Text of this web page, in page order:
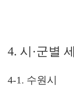
4. 시·군별
4-1. 수원시